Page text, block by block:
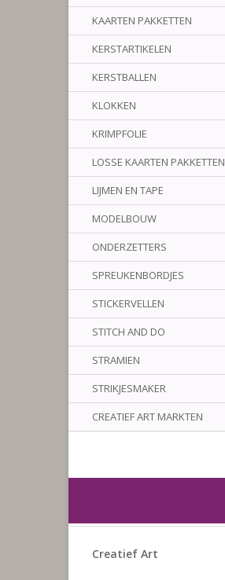
KAARTEN PAKKETTEN
KERSTARTIKELEN
KERSTBALLEN
KLOKKEN
KRIMPFOLIE
LOSSE KAARTEN PAKKETTEN
LIJMEN EN TAPE
MODELBOUW
ONDERZETTERS
SPREUKENBORDJES
STICKERVELLEN
STITCH AND DO
STRAMIEN
STRIKJESMAKER
CREATIEF ART MARKTEN
Creatief Art